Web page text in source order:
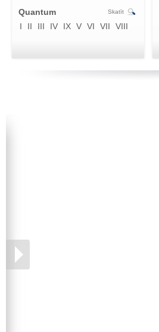
Quantum Skatīt
I II III IV IX V VI VII VIII